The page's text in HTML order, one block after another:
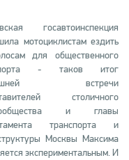
госавтоинспекция
мотоциклистам ездить
для общественного
- таков итог
встречи
столичного
и главы
транспорта и
Москвы Максима
экспериментальным. И